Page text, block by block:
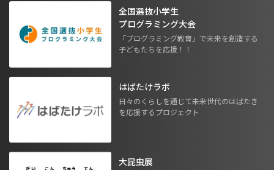
全国選抜小学生
プログラミング大会
「プログラミング教育」で未来を創造する
子どもたちを応援！！
はばたけラボ
日々のくらしを通じて未来世代のはばたき
を応援するプロジェクト
大昆虫展